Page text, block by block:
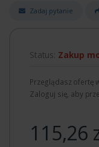
Zadaj pytanie
Status: Zakup
Przeglądasz ofertę
Zaloguj się, aby
115,26